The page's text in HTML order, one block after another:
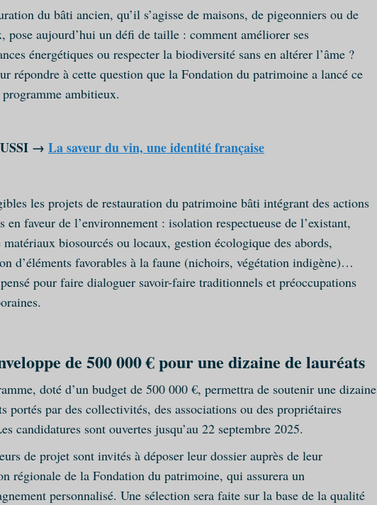
du bâti ancien, qu’il s’agisse de maisons, de pigeonniers ou de
pose aujourd’hui un défi de taille : comment améliorer ses
énergétiques ou respecter la biodiversité sans en altérer l’âme ?
répondre à cette question que la Fondation du patrimoine a lancé ce
programme ambitieux.
→La saveur du vin, une identité française
les projets de restauration du patrimoine bâti intégrant des actions
en faveur de l’environnement : isolation respectueuse de l’existant,
biosourcés ou locaux, gestion écologique des abords,
d’éléments favorables à la faune (nichoirs, végétation indigène)…
pour faire dialoguer savoir-faire traditionnels et préoccupations
de 500 000 € pour une dizaine de lauréats
doté d’un budget de 500 000 €, permettra de soutenir une dizaine
portés par des collectivités, des associations ou des propriétaires
candidatures sont ouvertes jusqu’au 22 septembre 2025.
de projet sont invités à déposer leur dossier auprès de leur
régionale de la Fondation du patrimoine, qui assurera un
personnalisé. Une sélection sera faite sur la base de la qualité